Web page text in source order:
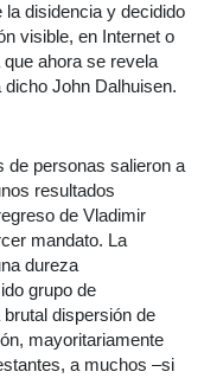
disidencia y decidido
visible, en Internet o
ahora se revela
John Dalhuisen.
de personas salieron a
resultados
de Vladimir
mandato. La
dureza
grupo de
dispersión de
mayoritariamente
a muchos –si